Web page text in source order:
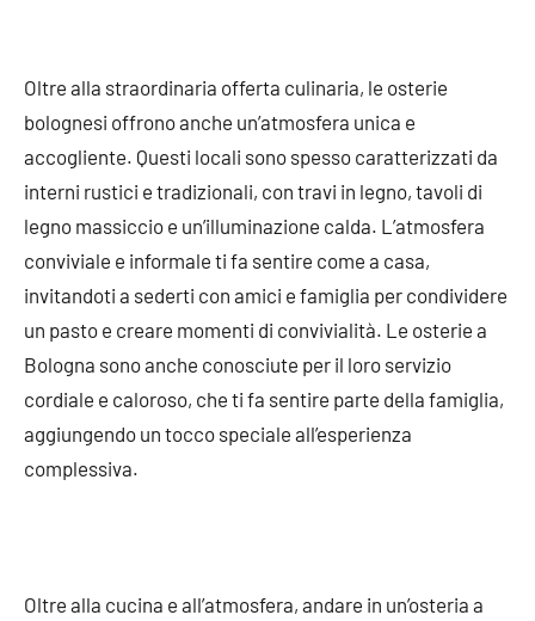
Oltre alla straordinaria offerta culinaria, le osterie
bolognesi offrono anche un’atmosfera unica e
accogliente. Questi locali sono spesso caratterizzati da
interni rustici e tradizionali, con travi in legno, tavoli di
legno massiccio e un’illuminazione calda. L’atmosfera
conviviale e informale ti fa sentire come a casa,
invitandoti a sederti con amici e famiglia per condividere
un pasto e creare momenti di convivialità. Le osterie a
Bologna sono anche conosciute per il loro servizio
cordiale e caloroso, che ti fa sentire parte della famiglia,
aggiungendo un tocco speciale all’esperienza
complessiva.
Oltre alla cucina e all’atmosfera, andare in un’osteria a